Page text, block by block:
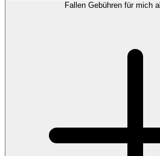
Fallen Gebühren für mich